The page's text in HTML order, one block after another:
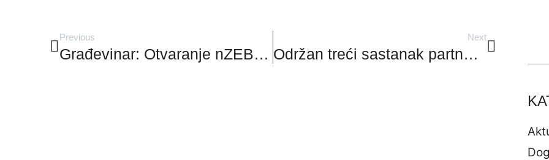
Previous
Građevinar: Otvaranje nZEB trening centra
Next
Održan treći sastanak partnera na projektu REHEATEAST